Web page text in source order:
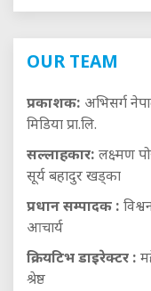
OUR TEAM
प्रकाशक: अभिसर्ग
मिडिया प्रा.लि.
सल्लाहकार: लक्ष्मण
सूर्य बहादुर खड्का
प्रधान सम्पादक :
आचार्य
क्रियटिभ डाइरेक्टर :
श्रेष्ठ